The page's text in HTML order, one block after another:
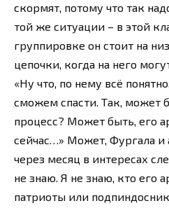
скормят, потому что так
той же ситуации – в этой
группировке он стоит на
цепочки, когда на него
«Ну что, по нему всё
сможем спасти. Так, может
процесс? Может быть, его
сейчас…» Может, Фургала и
через месяц в интересах
не знаю. Я не знаю, кто его
патриоты или